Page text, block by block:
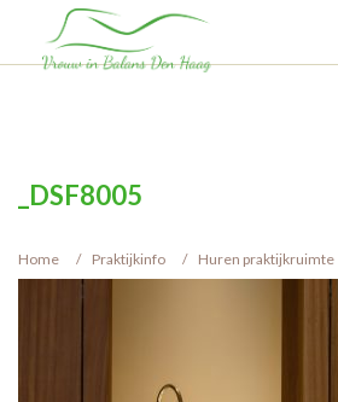
_DSF8005
Home Praktijkinfo Huren praktijkruimte